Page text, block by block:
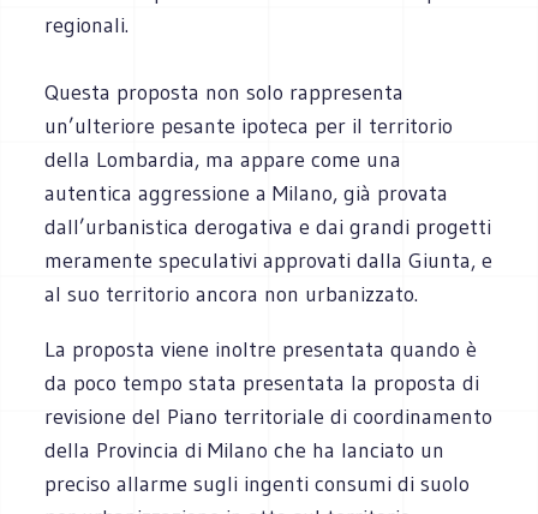
regionali.
Questa proposta non solo rappresenta
un’ulteriore pesante ipoteca per il territorio
della Lombardia, ma appare come una
autentica aggressione a Milano, già provata
dall’urbanistica derogativa e dai grandi progetti
meramente speculativi approvati dalla Giunta, e
al suo territorio ancora non urbanizzato.
La proposta viene inoltre presentata quando è
da poco tempo stata presentata la proposta di
revisione del Piano territoriale di coordinamento
della Provincia di Milano che ha lanciato un
preciso allarme sugli ingenti consumi di suolo